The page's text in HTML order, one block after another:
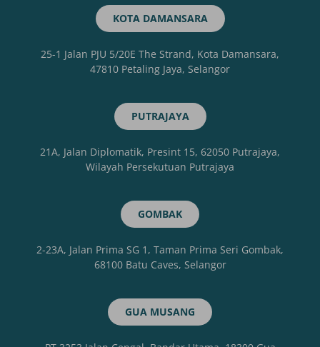
KOTA DAMANSARA
25-1 Jalan PJU 5/20E The Strand, Kota Damansara,
47810 Petaling Jaya, Selangor
PUTRAJAYA
21A, Jalan Diplomatik, Presint 15, 62050 Putrajaya,
Wilayah Persekutuan Putrajaya
GOMBAK
2-23A, Jalan Prima SG 1, Taman Prima Seri Gombak,
68100 Batu Caves, Selangor
GUA MUSANG